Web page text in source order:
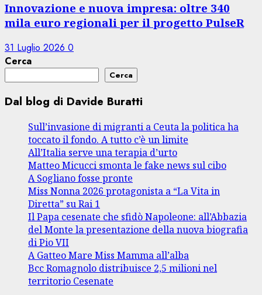
Innovazione e nuova impresa: oltre 340
mila euro regionali per il progetto PulseR
31 Luglio 2026 0
Cerca
Cerca
Dal blog di Davide Buratti
Sull’invasione di migranti a Ceuta la politica ha
toccato il fondo. A tutto c’è un limite
All’Italia serve una terapia d’urto
Matteo Micucci smonta le fake news sul cibo
A Sogliano fosse pronte
Miss Nonna 2026 protagonista a “La Vita in
Diretta” su Rai 1
Il Papa cesenate che sfidò Napoleone: all’Abbazia
del Monte la presentazione della nuova biografia
di Pio VII
A Gatteo Mare Miss Mamma all’alba
Bcc Romagnolo distribuisce 2,5 milioni nel
territorio Cesenate